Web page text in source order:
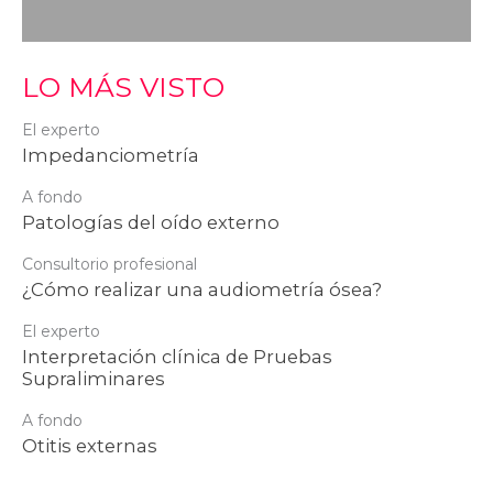
LO MÁS VISTO
El experto
Impedanciometría
A fondo
Patologías del oído externo
Consultorio profesional
¿Cómo realizar una audiometría ósea?
El experto
Interpretación clínica de Pruebas
Supraliminares
A fondo
Otitis externas